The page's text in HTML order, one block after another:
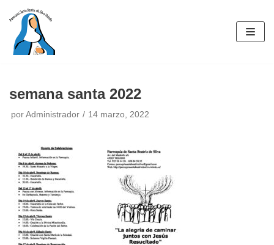
Saltar
contenido
semana santa 2022
por Administrador 14 marzo, 2022